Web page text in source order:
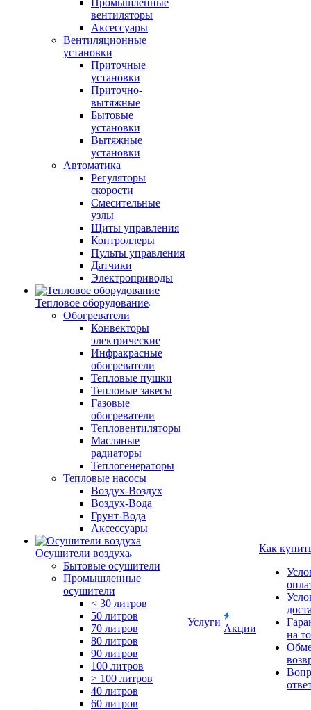
Промышленные
вентиляторы
Аксессуары
Вентиляционные
установки
Приточные
установки
Приточно-
вытяжные
Бытовые
установки
Вытяжные
установки
Автоматика
Регуляторы
скорости
Смесительные
узлы
Щиты управления
Контроллеры
Пульты управления
Датчики
Электроприводы
Тепловое оборудование
Обогреватели
Конвекторы
электрические
Инфракрасные
обогреватели
Тепловые пушки
Тепловые завесы
Газовые
обогреватели
Тепловентиляторы
Масляные
радиаторы
Теплогенераторы
Тепловые насосы
Воздух-Воздух
Воздух-Вода
Грунт-Вода
Аксессуары
Осушители воздуха
Бытовые осушители
Промышленные
осушители
< 30 литров
50 литров
70 литров
80 литров
90 литров
100 литров
> 100 литров
40 литров
60 литров
Услуги
Акции
Как
на